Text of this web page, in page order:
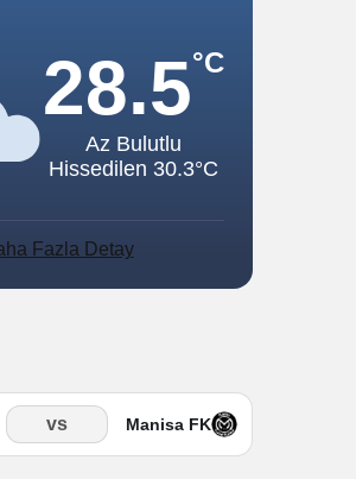
28.5°C
Az Bulutlu
Hissedilen 30.3°C
Fazla Detay
vs Manisa FK